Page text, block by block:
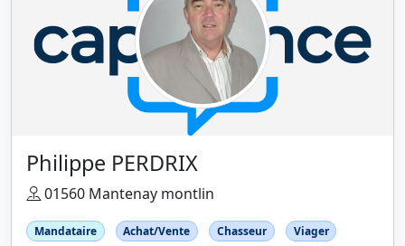
Philippe PERDRIX
01560 Mantenay montlin
Mandataire Achat/Vente Chasseur Viager